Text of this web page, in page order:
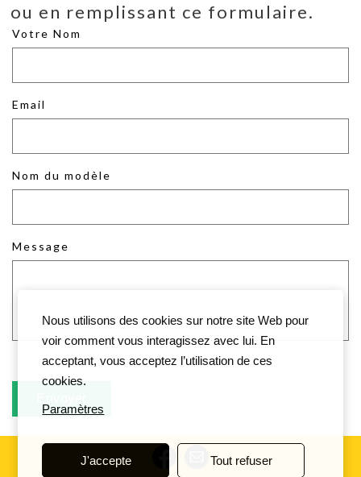
ou en remplissant ce formulaire.
Votre Nom
Email
Nom du modèle
Message
Nous utilisons des cookies sur notre site Web pour
voir comment vous interagissez avec lui. En
acceptant, vous acceptez l’utilisation de ces
cookies.
Paramètres
J'accepte Tout refuser